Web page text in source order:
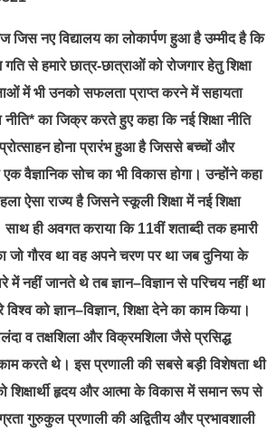
नए विद्यालय का लोकार्पण हुआ है उम्मीद है कि
से हमारे छात्र-छात्राओं को रोजगार हेतु शिक्षा
में भी उनको सफलता प्राप्त करने में सहायता
नीति* का जिक्र करते हुए कहा कि नई शिक्षा नीति
होना प्रारंभ हुआ है जिससे बच्चों और
वैज्ञानिक सोच का भी विकास होगा। उन्होंने कहा
ऐसा राज्य है जिसने स्कूली शिक्षा में नई शिक्षा
ही अवगत कराया कि 11वीं शताब्दी तक हमारी
का जो गौरव था वह अपने चरण पर था जब दुनिया के
में नहीं जानते थे तब ज्ञान–विज्ञान से परिचय नहीं था
को ज्ञान–विज्ञान, शिक्षा देने का काम किया।
व तक्षशिला और विक्रमशिला जैसे प्रसिद्ध
करते थे। इस प्रणाली की सबसे बड़ी विशेषता थी
शिक्षार्थी हृदय और आत्मा के विकास में समान रूप से
गुरुकुल प्रणाली की अद्वितीय और प्रभावशाली